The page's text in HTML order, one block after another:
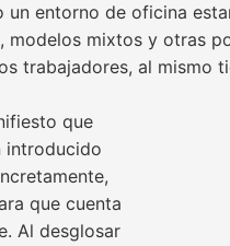
un entorno de oficina
modelos mixtos y otras
trabajadores, al mismo
que
introducido
que cuenta
Al desglosar